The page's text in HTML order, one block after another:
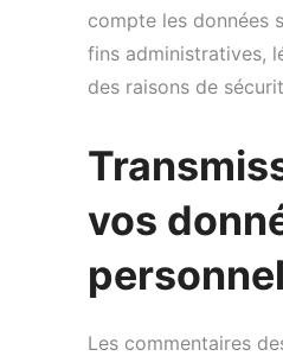
compte les données
fins administratives,
des raisons de
vos
Les commentaires